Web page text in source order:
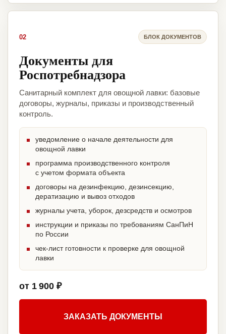
02 БЛОК ДОКУМЕНТОВ
Документы для
Роспотребнадзора
Санитарный комплект для овощной лавки: базовые
договоры, журналы, приказы и производственный
контроль.
уведомление о начале деятельности для
овощной лавки
программа производственного контроля
с учетом формата объекта
договоры на дезинфекцию, дезинсекцию,
дератизацию и вывоз отходов
журналы учета, уборок, дезсредств и осмотров
инструкции и приказы по требованиям СанПиН
по России
чек-лист готовности к проверке для овощной
лавки
от 1 900 ₽
ЗАКАЗАТЬ ДОКУМЕНТЫ